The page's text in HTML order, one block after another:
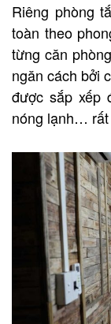
Riêng phòng
toàn theo
từng căn
ngăn cách bởi
được sắp xếp
nóng lạnh… rất